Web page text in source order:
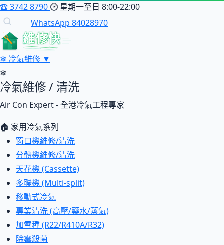
☎3742 8790 🕑 星期一至日 8:00-22:00
WhatsApp 84028970
維修快
❄ 冷氣維修 ▼
❄
冷氣維修 / 清洗
Air Con Expert - 全港冷氣工程專家
🏠 家用冷氣系列
窗口機維修/清洗
分體機維修/清洗
天花機 (Cassette)
多聯機 (Multi-split)
移動式冷氣
專業清洗 (高壓/藥水/蒸氣)
加雪種 (R22/R410A/R32)
除霉殺菌